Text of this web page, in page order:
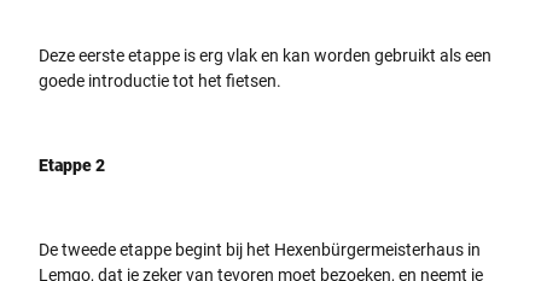
Deze eerste etappe is erg vlak en kan worden gebruikt als een
goede introductie tot het fietsen.
Etappe 2
De tweede etappe begint bij het Hexenbürgermeisterhaus in
Lemgo, dat je zeker van tevoren moet bezoeken, en neemt je